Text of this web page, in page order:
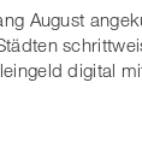
August
digital